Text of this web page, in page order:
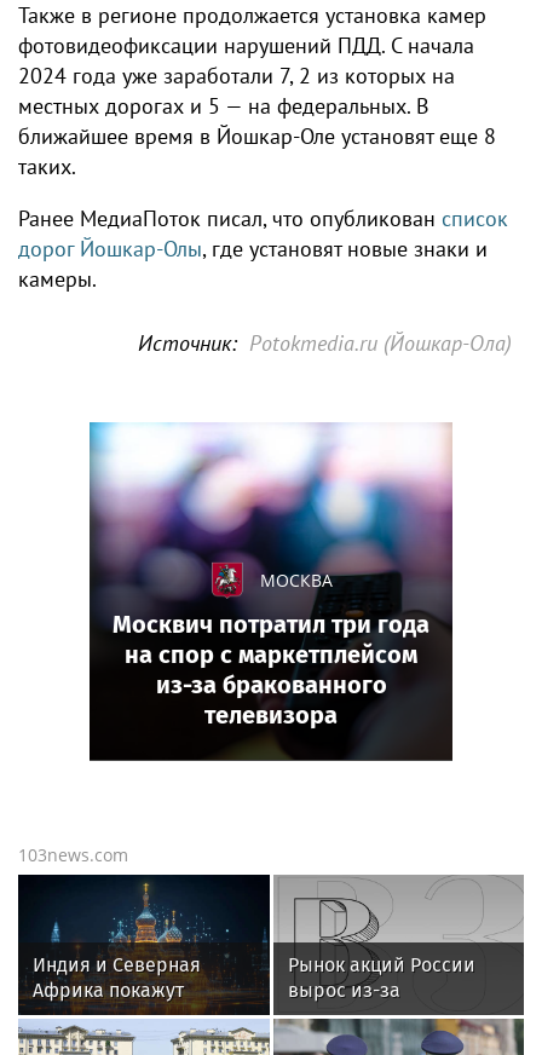
Также в регионе продолжается установка камер
фотовидеофиксации нарушений ПДД. С начала
2024 года уже заработали 7, 2 из которых на
местных дорогах и 5 — на федеральных. В
ближайшее время в Йошкар-Оле установят еще 8
таких.
Ранее МедиаПоток писал, что опубликован список
дорог Йошкар-Олы, где установят новые знаки и
камеры.
Источник: Potokmedia.ru (Йошкар-Ола)
103news.com
Индия и Северная
Африка покажут
ремесла в Москве с 13
по 16 августа
Рынок акций России
вырос из-за
возможного визита
Уиткоффа и Кушнера
МОСКВА
Москвич потратил три года
на спор с маркетплейсом
из-за бракованного
телевизора